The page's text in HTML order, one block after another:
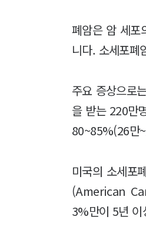
폐암은 암 세포
니다. 소세포폐
주요 증상으로
을 받는 220만
80~85%(26만
미국의 소세포
(American
3%만이 5년 이